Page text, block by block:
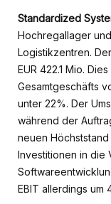
Standardized
Hochregallager
Logistikzentren.
EUR 422.1 Mio.
Gesamtgeschäfts
unter 22%. Der
während der
neuen
Investitionen in die
EBIT allerdings um